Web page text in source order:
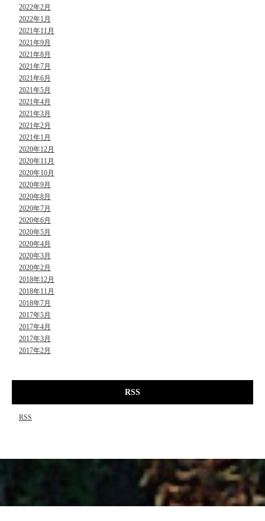
2022年2月
2022年1月
2021年11月
2021年9月
2021年8月
2021年7月
2021年6月
2021年5月
2021年4月
2021年3月
2021年2月
2021年1月
2020年12月
2020年11月
2020年10月
2020年9月
2020年8月
2020年7月
2020年6月
2020年5月
2020年4月
2020年3月
2020年2月
2018年12月
2018年11月
2018年7月
2017年5月
2017年4月
2017年3月
2017年2月
RSS
RSS